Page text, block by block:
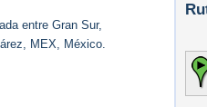
entre Gran Sur,
MEX, México.